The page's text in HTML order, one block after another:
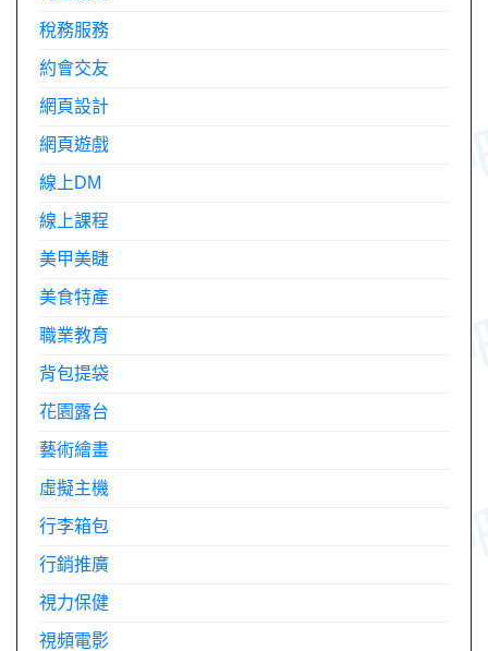
稅務服務
約會交友
網頁設計
網頁遊戲
線上DM
線上課程
美甲美睫
美食特產
職業教育
背包提袋
花園露台
藝術繪畫
虛擬主機
行李箱包
行銷推廣
視力保健
視頻電影